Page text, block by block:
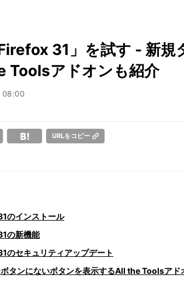
31」を試す - 新規
Toolsアドオンも紹介
08:00
URLをコピー
のインストール
の新機能
のセキュリティアップデート
ボタンにないボタンを表示するAll the Toolsアド